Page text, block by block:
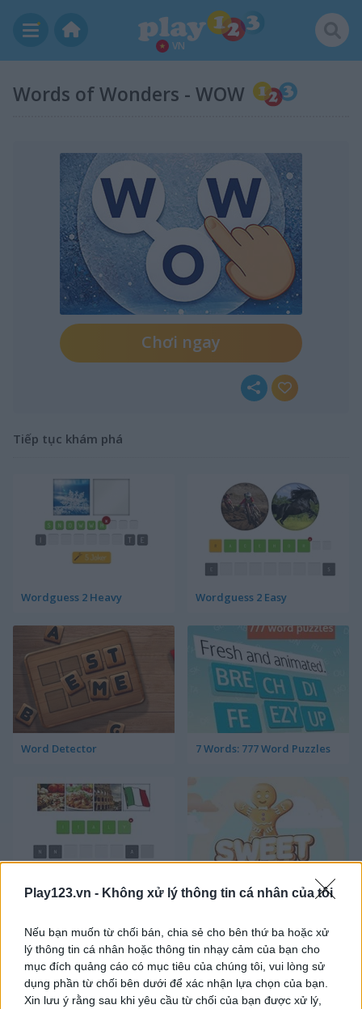
Play123.vn - Không xử lý thông tin cá nhân của tôi
Nếu bạn muốn từ chối bán, chia sẻ cho bên thứ ba hoặc xử
lý thông tin cá nhân hoặc thông tin nhạy cảm của bạn cho
mục đích quảng cáo có mục tiêu của chúng tôi, vui lòng sử
dụng phần từ chối bên dưới để xác nhận lựa chọn của bạn.
Xin lưu ý rằng sau khi yêu cầu từ chối của bạn được xử lý,
VN
Words of Wonders - WOW
Chơi ngay
Tiếp tục khám phá
Wordguess 2 Heavy Wordguess 2 Easy
Word Detector 7 Words: 777 Word Puzzles
4x1 Picture Quiz Sweet Hangman